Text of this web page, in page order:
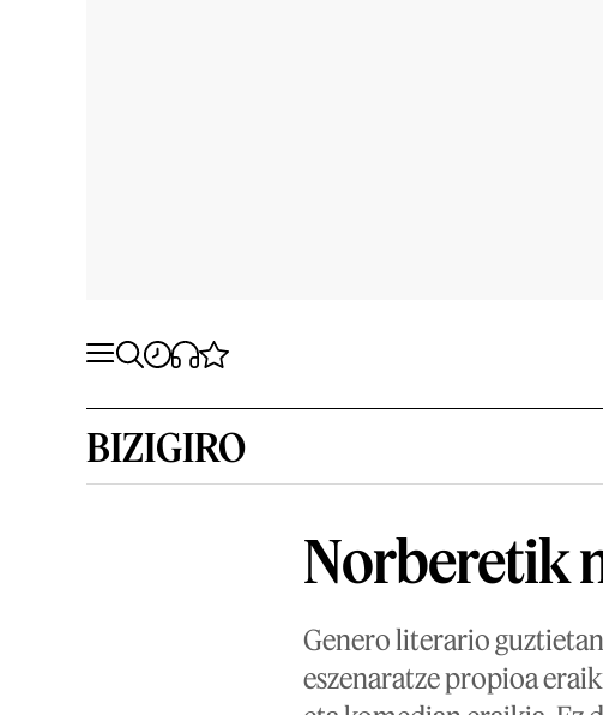
BIZIGIRO
Norberetik
Genero literario
eszenaratze propioa